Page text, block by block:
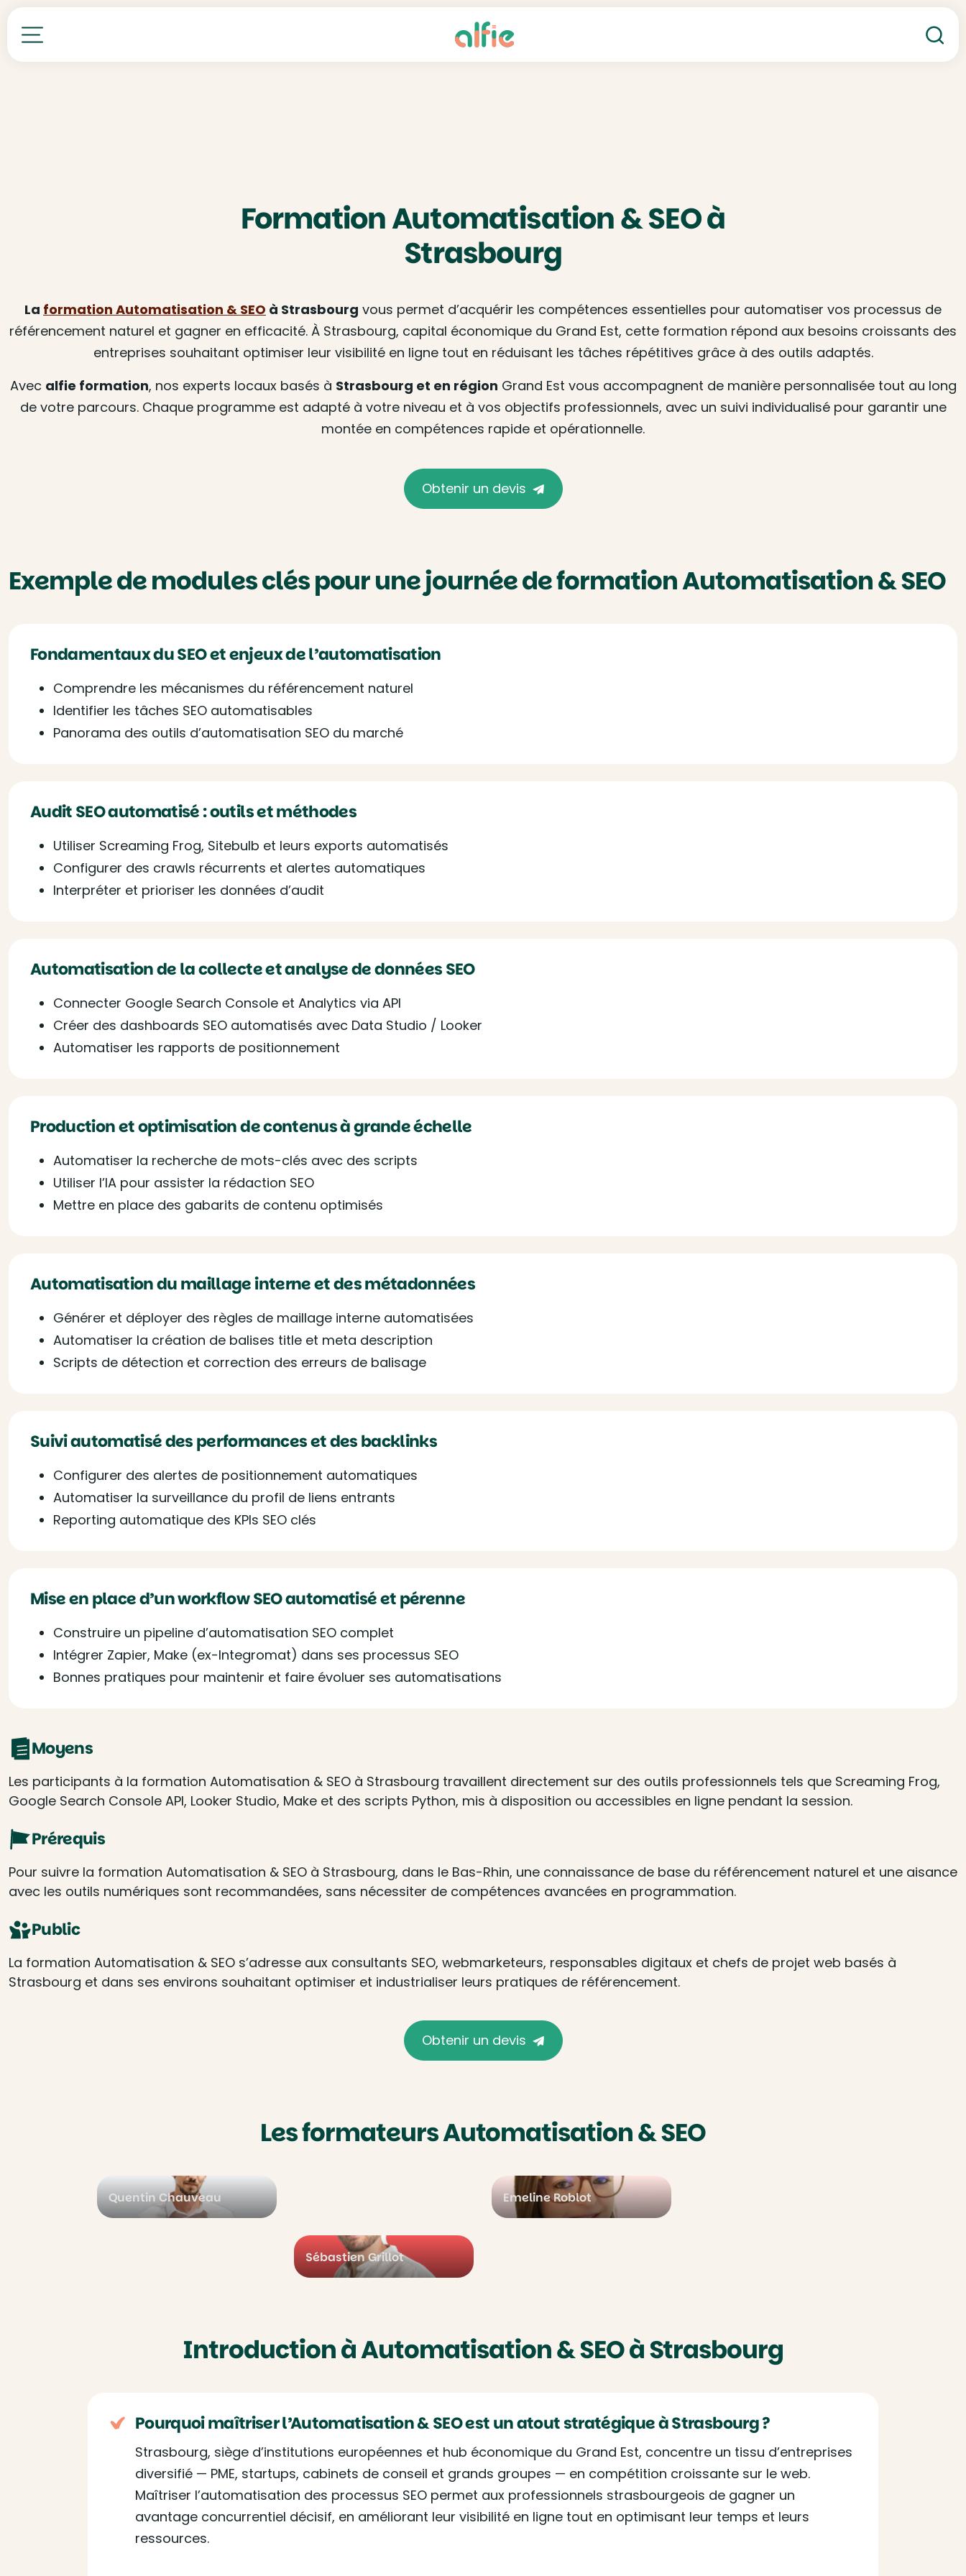
Formation Automatisation & SEO à
Strasbourg
La formation Automatisation & SEO à Strasbourg vous permet d’acquérir les compétences essentielles pour automatiser vos processus de
référencement naturel et gagner en efficacité. À Strasbourg, capital économique du Grand Est, cette formation répond aux besoins croissants des
entreprises souhaitant optimiser leur visibilité en ligne tout en réduisant les tâches répétitives grâce à des outils adaptés.
Avec alfie formation, nos experts locaux basés à Strasbourg et en région Grand Est vous accompagnent de manière personnalisée tout au long
de votre parcours. Chaque programme est adapté à votre niveau et à vos objectifs professionnels, avec un suivi individualisé pour garantir une
montée en compétences rapide et opérationnelle.
Obtenir un devis
Exemple de modules clés pour une journée de formation Automatisation & SEO
Fondamentaux du SEO et enjeux de l’automatisation
Comprendre les mécanismes du référencement naturel
Identifier les tâches SEO automatisables
Panorama des outils d’automatisation SEO du marché
Audit SEO automatisé : outils et méthodes
Utiliser Screaming Frog, Sitebulb et leurs exports automatisés
Configurer des crawls récurrents et alertes automatiques
Interpréter et prioriser les données d’audit
Automatisation de la collecte et analyse de données SEO
Connecter Google Search Console et Analytics via API
Créer des dashboards SEO automatisés avec Data Studio / Looker
Automatiser les rapports de positionnement
Production et optimisation de contenus à grande échelle
Automatiser la recherche de mots-clés avec des scripts
Utiliser l’IA pour assister la rédaction SEO
Mettre en place des gabarits de contenu optimisés
Automatisation du maillage interne et des métadonnées
Générer et déployer des règles de maillage interne automatisées
Automatiser la création de balises title et meta description
Scripts de détection et correction des erreurs de balisage
Suivi automatisé des performances et des backlinks
Configurer des alertes de positionnement automatiques
Automatiser la surveillance du profil de liens entrants
Reporting automatique des KPIs SEO clés
Mise en place d’un workflow SEO automatisé et pérenne
Construire un pipeline d’automatisation SEO complet
Intégrer Zapier, Make (ex-Integromat) dans ses processus SEO
Bonnes pratiques pour maintenir et faire évoluer ses automatisations
Moyens
Les participants à la formation Automatisation & SEO à Strasbourg travaillent directement sur des outils professionnels tels que Screaming Frog,
Google Search Console API, Looker Studio, Make et des scripts Python, mis à disposition ou accessibles en ligne pendant la session.
Prérequis
Pour suivre la formation Automatisation & SEO à Strasbourg, dans le Bas-Rhin, une connaissance de base du référencement naturel et une aisance
avec les outils numériques sont recommandées, sans nécessiter de compétences avancées en programmation.
Public
La formation Automatisation & SEO s’adresse aux consultants SEO, webmarketeurs, responsables digitaux et chefs de projet web basés à
Strasbourg et dans ses environs souhaitant optimiser et industrialiser leurs pratiques de référencement.
Obtenir un devis
Les formateurs Automatisation & SEO
Quentin Chauveau Emeline Roblot
Sébastien Grillot
Introduction à Automatisation & SEO à Strasbourg
Pourquoi maîtriser l’Automatisation & SEO est un atout stratégique à Strasbourg ?
Strasbourg, siège d’institutions européennes et hub économique du Grand Est, concentre un tissu d’entreprises
diversifié — PME, startups, cabinets de conseil et grands groupes — en compétition croissante sur le web.
Maîtriser l’automatisation des processus SEO permet aux professionnels strasbourgeois de gagner un
avantage concurrentiel décisif, en améliorant leur visibilité en ligne tout en optimisant leur temps et leurs
ressources.